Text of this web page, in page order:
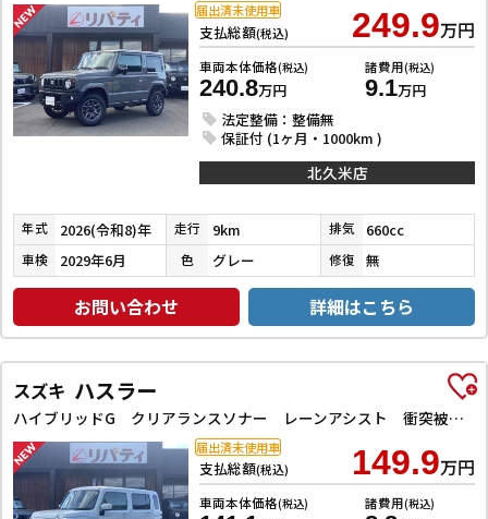
支払総額(税込) 249.9万円
車両本体価格(税込)
240.8万円
諸費用(税込)
9.1万円
法定整備：整備無
保証付 (1ヶ月・1000km )
届出済未使用車
北久米店
年式 2026(令和8)年 走行 9km 排気 660cc
車検 2029年6月 色 グレー 修復 無
お問い合わせ 詳細はこちら
スズキ ハスラー
ハイブリッドG クリアランスソナー レーンアシスト 衝突被害軽減システム オートライト スマートキー アイドリングストップ 電動格納ミラー シートヒーター CVT ESC エアコン パワーウィンドウ
支払総額(税込) 149.9万円
車両本体価格(税込) 諸費用(税込)
届出済未使用車